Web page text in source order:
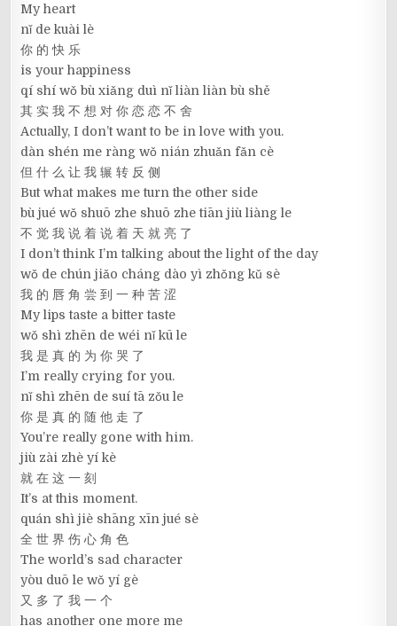
My heart
nǐ de kuài lè
你 的 快 乐
is your happiness
qí shí wǒ bù xiǎng duì nǐ liàn liàn bù shě
其 实 我 不 想 对 你 恋 恋 不 舍
Actually, I don’t want to be in love with you.
dàn shén me ràng wǒ nián zhuǎn fǎn cè
但 什 么 让 我 辗 转 反 侧
But what makes me turn the other side
bù jué wǒ shuō zhe shuō zhe tiān jiù liàng le
不 觉 我 说 着 说 着 天 就 亮 了
I don’t think I’m talking about the light of the day
wǒ de chún jiǎo cháng dào yì zhǒng kǔ sè
我 的 唇 角 尝 到 一 种 苦 涩
My lips taste a bitter taste
wǒ shì zhēn de wéi nǐ kū le
我 是 真 的 为 你 哭 了
I’m really crying for you.
nǐ shì zhēn de suí tā zǒu le
你 是 真 的 随 他 走 了
You’re really gone with him.
jiù zài zhè yí kè
就 在 这 一 刻
It’s at this moment.
quán shì jiè shāng xīn jué sè
全 世 界 伤 心 角 色
The world’s sad character
yòu duō le wǒ yí gè
又 多 了 我 一 个
has another one more me